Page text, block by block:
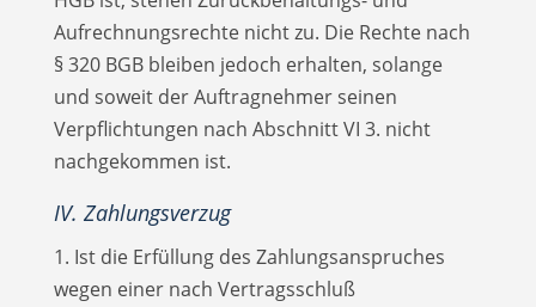
Aufrechnungsrechte nicht zu. Die Rechte nach
§ 320 BGB bleiben jedoch erhalten, solange
und soweit der Auftragnehmer seinen
Verpflichtungen nach Abschnitt VI 3. nicht
nachgekommen ist.
IV. Zahlungsverzug
1. Ist die Erfüllung des Zahlungsanspruches
wegen einer nach Vertragsschluß